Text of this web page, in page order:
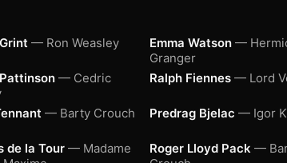
— Ron Weasley Emma Watson —
Granger
— Cedric
Ralph Fiennes — Lord
— Barty Crouch
Predrag Bjelac — Igor
de la Tour — Madame
Roger Lloyd Pack —